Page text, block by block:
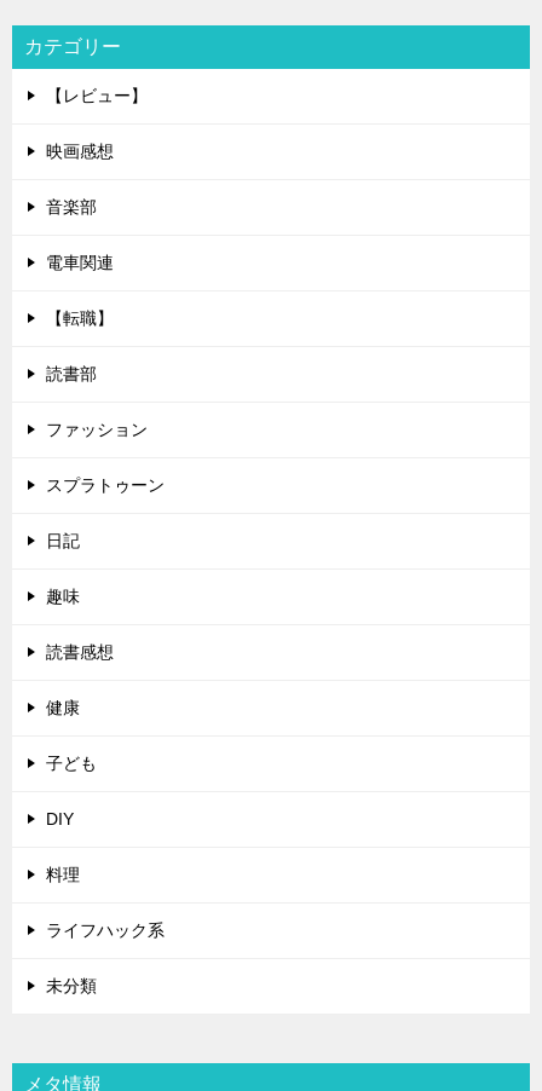
カテゴリー
【レビュー】
映画感想
音楽部
電車関連
【転職】
読書部
ファッション
スプラトゥーン
日記
趣味
読書感想
健康
子ども
DIY
料理
ライフハック系
未分類
メタ情報